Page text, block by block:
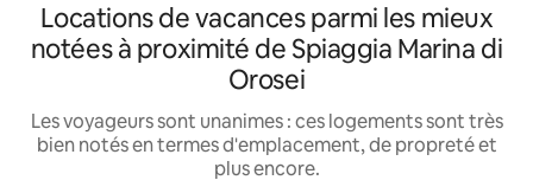
Locations de vacances parmi les mieux
notées à proximité de Spiaggia Marina di
Orosei
Les voyageurs sont unanimes : ces logements sont très
bien notés en termes d'emplacement, de propreté et
plus encore.